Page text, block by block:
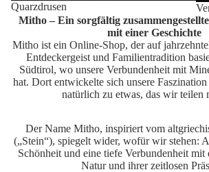
Quarzdrusen
Mitho – Ein sorgfältig
mit einer Geschichte
Mitho ist ein Online-Shop, der auf
Entdeckergeist und Familientradition
Südtirol, wo unsere Verbundenheit mit
hat. Dort entwickelte sich unsere
natürlich zu etwas, das wir teilen
Der Name Mitho, inspiriert vom
(„Stein“), spiegelt wider, wofür wir stehen:
Schönheit und eine tiefe Verbundenheit mit
Natur und ihrer zeitlosen